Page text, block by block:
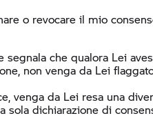
o revocare il mio
segnala che qualora Lei
non venga da Lei
venga da Lei resa una
sola dichiarazione di